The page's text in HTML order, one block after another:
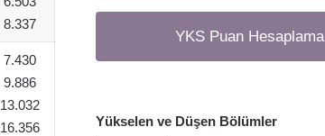
8.337
7.430
9.886
13.032
16.356
YKS Puan Hesaplama
Yükselen ve Düşen Bölümler